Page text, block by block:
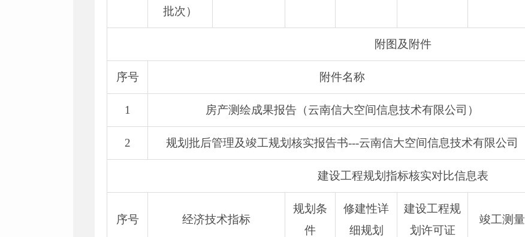
批次）
附图及附件
序号 附件名称
1 房产测绘成果报告（云南信大空间信息技术有限公司）
2 规划批后管理及竣工规划核实报告书---云南信大空间信息技术有限公司
建设工程规划指标核实对比信息表
序号 经济技术指标
规划条
件
修建性详
细规划
建设工程规
划许可证
竣工测量